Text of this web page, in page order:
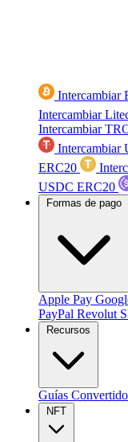
Intercambiar
Intercambiar
Intercambiar
Intercambiar
ERC20
USDC ERC20
Formas de pago
Apple Pay
PayPal Revolut
Recursos
Guías
NFT